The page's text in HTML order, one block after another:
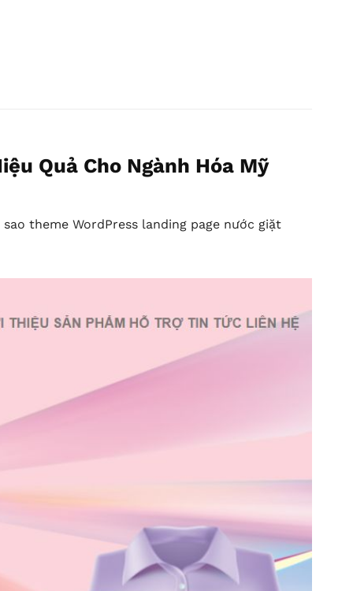
Quả Cho Ngành Hóa Mỹ
theme WordPress landing page nước giặt